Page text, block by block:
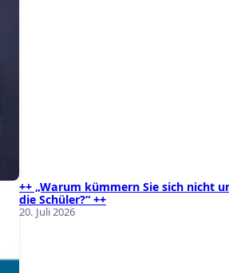
++ „Warum kümmern Sie sich nicht
die Schüler?“ ++
20. Juli 2026